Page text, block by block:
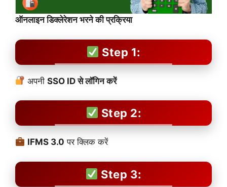
ऑनलाइन डिक्लेरेशन भरने की प्रक्रिया
Step 1:
अपनीSSO ID से लॉगिन करें
Step 2:
IFMS 3.0 पर क्लिक करें
Step 3: